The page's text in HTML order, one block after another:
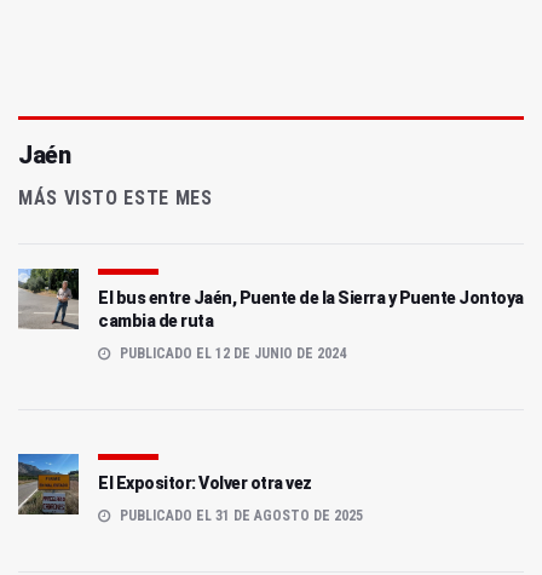
Jaén
MÁS VISTO ESTE MES
El bus entre Jaén, Puente de la Sierra y Puente Jontoya
cambia de ruta
PUBLICADO EL 12 DE JUNIO DE 2024
El Expositor: Volver otra vez
PUBLICADO EL 31 DE AGOSTO DE 2025